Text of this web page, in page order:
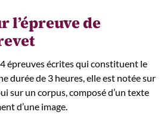
l’épreuve de
4 épreuves écrites qui constituent le
durée de 3 heures, elle est notée sur
sur un corpus, composé d’un texte
d’une image.